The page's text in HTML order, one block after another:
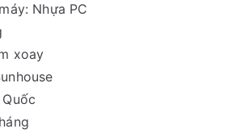
Nhựa PC
xoay